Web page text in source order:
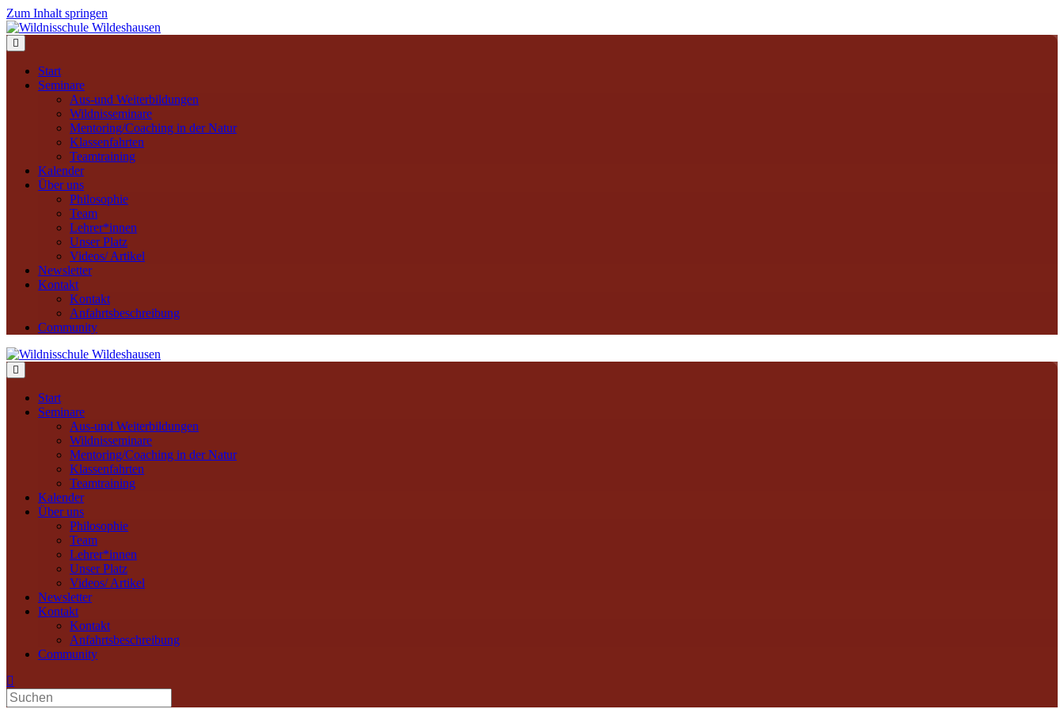
Zum Inhalt springen
Start
Seminare
Aus-und Weiterbildungen
Wildnisseminare
Mentoring/Coaching in der Natur
Klassenfahrten
Teamtraining
Kalender
Über uns
Philosophie
Team
Lehrer*innen
Unser Platz
Videos/ Artikel
Newsletter
Kontakt
Kontakt
Anfahrtsbeschreibung
Community
Start
Seminare
Aus-und Weiterbildungen
Wildnisseminare
Mentoring/Coaching in der Natur
Klassenfahrten
Teamtraining
Kalender
Über uns
Philosophie
Team
Lehrer*innen
Unser Platz
Videos/ Artikel
Newsletter
Kontakt
Kontakt
Anfahrtsbeschreibung
Community